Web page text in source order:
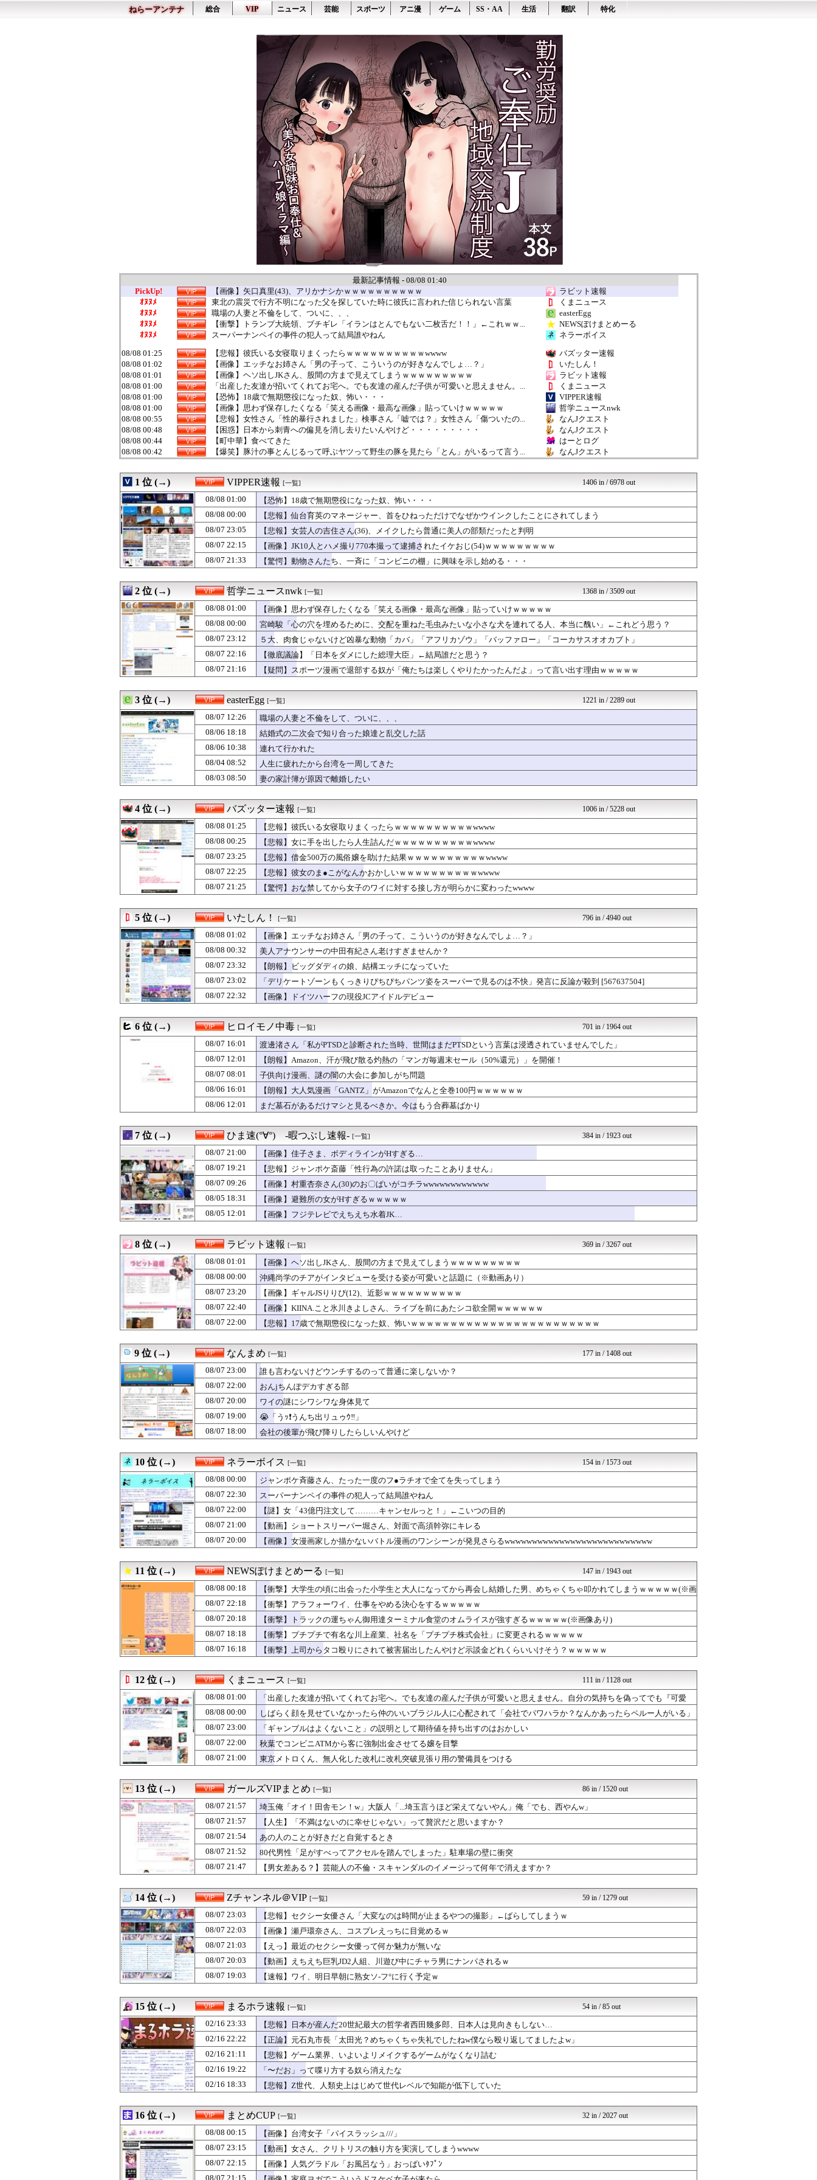
ねらーアンテナ 総合 VIP ニュース 芸能 スポーツ アニ漫 ゲーム SS・AA 生活 翻訳 特化
最新記事情報 - 08/08 01:40
PickUp!
【画像】矢口真里(43)、アリかナシかｗｗｗｗｗｗｗｗｗｗ
ラビット速報
ｵﾇﾇﾒ
東北の震災で行方不明になった父を探していた時に彼氏に言われた信じられない言葉
くまニュース
ｵﾇﾇﾒ
職場の人妻と不倫をして、ついに、、、
easterEgg
ｵﾇﾇﾒ
【衝撃】トランプ大統領、ブチギレ「イランはとんでもない二枚舌だ！！」←これｗｗ...
NEWSぽけまとめーる
ｵﾇﾇﾒ
スーパーナンペイの事件の犯人って結局誰やねん
ネラーボイス
08/08 01:25
【悲報】彼氏いる女寝取りまくったらｗｗｗｗｗｗｗｗｗｗwwww
バズッター速報
08/08 01:02
【画像】エッチなお姉さん「男の子って、こういうのが好きなんでしょ…？」
いたしん！
08/08 01:01
【画像】ヘソ出しJKさん、股間の方まで見えてしまうｗｗｗｗｗｗｗｗｗ
ラビット速報
08/08 01:00
「出産した友達が招いてくれてお宅へ。でも友達の産んだ子供が可愛いと思えません。...
くまニュース
08/08 01:00
【恐怖】18歳で無期懲役になった奴、怖い・・・
VIPPER速報
08/08 01:00
【画像】思わず保存したくなる「笑える画像・最高な画像」貼っていけｗｗｗｗｗ
哲学ニュースnwk
08/08 00:55
【悲報】女性さん「性的暴行されました」検事さん「嘘では？」女性さん「傷ついたの...
なんJクエスト
08/08 00:48
【困惑】日本から刺青への偏見を消し去りたいんやけど・・・・・・・・・
なんJクエスト
08/08 00:44
【町中華】食べてきた
はーとログ
08/08 00:42
【爆笑】豚汁の事とんじるって呼ぶヤツって野生の豚を見たら「とん」がいるって言う...
なんJクエスト
08/08 00:36
【衝撃】田んぼに謎の魚いたｗｗｗｗｗｗｗｗｗｗ
なんJクエスト
08/08 00:33
お前らってふつうに働いてて、車が運転できて、結婚してて、子供も育ててるんだろ？...
はーとログ
08/08 00:32
美人アナウンサーの中田有紀さん老けすぎませんか？
08/08 00:31
【画像】温泉の中でこれやる奴ｗｗｗｗｗｗｗｗｗ
まとめABC
08/08 00:30
【悲報】普通の日本人さん「任意保険は必要ない。そもそも事故を起こしません」・・...
なんJクエスト
08/08 00:25
【悲報】女に手を出したら人生詰んだｗｗｗｗｗｗｗｗｗｗwwww
08/08 00:24
【悲報】女さん「何故女子プロ野球は無いの？」ｗｗｗｗｗｗｗｗｗｗ
なんJクエスト
08/08 00:22
30歳人妻が知らない人とラインのやり取り続けた結果…
はーとログ
08/08 00:18
【悲報】村上宗隆さんOPS.895 鈴木誠也さんOPS.840 岡本和真さんO...
08/08 00:15
【画像】台湾女子「パイスラッシュ///」
まとめCUP
08/08 00:12
【画像】仙台育英のマネージャーさん、首をひねっただけでなぜかウインクしたことに...
なんJクエスト
08/08 00:09
【動画あり】ミスイタリア地方予選、黒人女性が優勝し炎上
08/08 00:05
唐揚げ、ご飯、味噌汁、山盛りキャベツ、あと一品副菜加えるなら何がええ？
よい子のためのおんＪまとめ...
08/08 00:05
【驚愕】性行為をしない『友情結婚』をした夫婦、こうなる⇒･･･！！！
不思議.net - 5ch...
【悲報】仙台育英のマネージャー、首をひねっただけでなぜかウインクしたことにされ...
VIPPER速報
08/08 00:00
ジャンポケ斉藤さん、たった一度のフ●ラチオで全てを失ってしまう
ネラーボイス
08/08 00:00
宮崎駿「心の穴を埋めるために、交配を重ねた毛虫みたいな小さな犬を連れてる人、本...
哲学ニュースnwk
08/08 00:00
しばらく顔を見せていなかったら仲のいいブラジル人に心配されて「会社でパワハラか...
くまニュース
08/07 23:58
「金がないと結婚も子育ても無理」←これって本当にガチのマジなんか？
究極のまとめ.com
08/07 23:44
飴一袋一気喰いしてしまった…飴にハマった。おすすめの飴ある？
はーとログ
08/07 23:40
【画像】最近のJKさんのボディ、成長がとまらないｗｗｗwｗｗｗｗｗｗｗｗ❤
08/07 23:35
【衝撃】X(Twitter)、メンエス嬢とラウンジ嬢のバトル勃発ｗｗｗｗｗｗｗ...
不思議.net - 5ch...
08/07 23:33
嫁「もう赤ちゃんの夜泣き耐えられない！漫喫で寝てくる！(3日連続5回目)」
08/07 23:32
【朗報】ビッグダディの娘、結構エッチになっていた
08/07 23:31
運転中俺｢おっぱいでっっっか！！！JCエッッッッ！！！！ミニスカうひょ～w｣
まとめABC
08/07 23:25
実際に料理してみて驚いたこと挙げてけ→
究極のまとめ.com
08/07 23:25
【悲報】借金500万の風俗嬢を助けた結果ｗｗｗｗｗｗｗｗｗｗwwww
08/07 23:20
【画像】ギャルJSりりぴ(12)、近影ｗｗｗｗｗｗｗｗｗｗ
ラビット速報
08/07 23:15
【動画】女さん、クリトリスの触り方を実演してしまうwwww
まとめCUP
08/07 23:12
５大、肉食じゃないけど凶暴な動物「カバ」「アフリカゾウ」「バッファロー」「コー...
08/07 23:10
【画像】最近の女の子、お◯ぱいの形がまる分かりの服を着ていても恥ずかしくないｗ...
なんJミュージアム
08/07 23:09
国交省「女性用便器の数は男性用以上に」 トイレ行列改善へ
08/07 23:05
【画像】辻ちゃんの娘（17）の水着姿、エッッッッッッッッッッッッッ！
08/07 23:05
【悲報】女芸人の吉住さん(36)、メイクしたら普通に美人の部類だったと判明
08/07 23:03
【悲報】セクシー女優さん「大変なのは時間が止まるやつの撮影」←ばらしてしまうｗ
Zチャンネル＠VIP
08/07 23:02
「デリケートゾーンもくっきりぴちぴちパンツ姿をスーパーで見るのは不快」発言に反...
08/07 23:00
「ギャンブルはよくないこと」の説明として期待値を持ち出すのはおかしい
くまニュース
08/07 22:50
【画像】篠崎愛(31)、あの丘でデカ乳を垂らすｗｗｗｗｗｗｗｗｗｗｗｗ
なんJミュージアム
08/07 22:44
おせちまずい←こいつ栗きんとんとかずのこ食ったことないのか?
08/07 22:40
【画像】KIINA.こと氷川きよしさん、ライブを前にあたシコ欲全開ｗｗｗｗｗｗ
ラビット速報
08/07 22:40
【画像】青山ひかるさんのムチムチボディ、限界突破ｗｗｗｗｗｗｗｗｗｗｗｗ❤
なんJミュージアム
08/07 22:35
【画像】水着の女さん「はい、好きに触っていーーーーーーーよ？笑」⇒♡♡
08/07 22:33
娘（8）「パパは彼女何人いたの？」ワイ「ママ1人とだよー」娘「なんで？」ワイ「...
はーとログ
08/07 22:32
【画像】ドイツハーフの現役JCアイドルデビュー
いたしん！
08/07 22:31
【画像】男ウケSSR、女ウケNランクのイッヌが発見される！
08/07 22:25
【悲報】彼女のま●こがなんかおかしいｗｗｗｗｗｗｗｗｗｗwwww
08/07 22:22
彼女に誕プレで貰った財布の箱を捨てたらブチギレられたんやが
りぷらい速報
08/07 22:18
【衝撃】アラフォーワイ、仕事をやめる決心をするｗｗｗｗｗ
NEWSぽけまとめーる
【徹底議論】「日本をダメにした総理大臣」←結局誰だと思う？
哲学ニュースnwk
08/07 22:15
【画像】JK10人とハメ撮り770本撮って逮捕されたイケおじ(54)ｗｗｗｗｗ...
VIPPER速報
08/07 22:15
【画像】人気グラドル「お風呂なう」おっぱいﾀﾌﾟﾝ
30代元教員「盗撮しただけなのに全国ニュースで名前を晒され再就職が難しい。あま...
【悲報】中国の強者女性「年齢のせいで誰も私と結婚してくれない！！」⇒ (※画像...
不思議.net - 5ch...
【画像】瀬戸環奈さん、コスプレえっちに目覚めるｗ
08/07 22:00
【謎】女「43億円注文して………キャンセルっと！」←こいつの目的
ネラーボイス
08/07 22:00
【悲報】17歳で無期懲役になった奴、怖いｗｗｗｗｗｗｗｗｗｗｗｗｗｗｗｗｗｗｗ...
08/07 22:00
おんjちんぽデカすぎる部
08/07 22:00
秋葉でコンビニATMから客に強制出金させてる嬢を目撃
くまニュース
08/07 21:57
埼玉俺「オイ！田舎モン！w」大阪人「...埼玉言うほど栄えてないやん」俺「でも...
ガールズVIPまとめ
08/07 21:57
【人生】「不満はないのに幸せじゃない」って贅沢だと思いますか？
08/07 21:54
あの人のことが好きだと自覚するとき
08/07 21:52
80代男性「足がすべってアクセルを踏んでしまった」駐車場の壁に衝突
ガールズVIPまとめ
08/07 21:50
【画像】道重さゆみちゃん(29)のあたシコミニスカートｗｗｗｗｗｗｗｗｗｗ
08/07 21:47
【男女差ある？】芸能人の不倫・スキャンダルのイメージって何年で消えますか？
ガールズVIPまとめ
08/07 21:47
ラジオ体操の景品は何をもらいましたか？
08/07 21:44
【急募】唐揚げが一番上手いチェーン店
08/07 21:44
週休3日(平日1日+土日休み)
08/07 21:44
団塊世代の完全引退で、企業が迫られる“最後の選択” 日銀植田総裁「今後は女性の...
ガールズVIPまとめ
08/07 21:40
【画像】暴走族のセ〇クス、エチエチすぎるｗｗｗwｗｗｗｗｗｗｗｗ
08/07 21:35
【画像あり】弱男「あのっ…！よかったらホテル…」女「ぷっｗｗｗｗｗ」⇒！
08/07 21:33
【驚愕】動物さんたち、一斉に「コンビニの棚」に興味を示し始める・・・
VIPPER速報
08/07 21:32
【画像】BOMBの表紙が甲斐キャノン！
いたしん！
08/07 21:25
【驚愕】おな禁してから女子のワイに対する接し方が明らかに変わったwwww
バズッター速報
08/07 21:21
ワイ「iPhone高いなあAndroidに変えるか・・・おっこれええやん！」→...
りぷらい速報
08/07 21:16
【疑問】スポーツ漫画で退部する奴が「俺たちは楽しくやりたかったんだよ」って言い...
08/07 21:15
【画像】家庭ヨガでこういうドスケベ女子が来たら。。。
08/07 21:11
【画像】JKダンス部、なぜか部員の８割が巨乳🐰ｗｗｗｗｗｗｗｗｗｗｗｗｗ
ラビット速報
08/07 21:09
ナイジェリア軍が家畜泥棒1000人と交戦、300人を殺害
08/07 21:05
手からキンキンに冷えたビールが無限に出る能力を得られるけど江戸時代に飛ばされる...
08/07 21:05
マチアプで会った外国女から「妊娠した」って言われたんやが・・・
不思議.net - 5ch...
08/07 21:03
【えっ】最近のセクシー女優って何か魅力が無いな
Zチャンネル＠VIP
08/07 21:00
【画像】佳子さま、ボディラインがHすぎる…
ひま速(°∀°) -暇つぶ...
08/07 21:00
【動画】ショートスリーパー堀さん、対面で高須幹弥にキレる
ネラーボイス
08/07 21:00
東京メトロくん、無人化した改札に改札突破見張り用の警備員をつける
08/07 20:50
【感動】新聞さん、壮大な縦読みを仕込んでしまう🥺
08/07 20:35
【苦痛】採精室とかいう男性の尊厳破壊される部屋ｗｗｗｗｗｗｗｗｗｗｗｗ
不思議.net - 5ch...
08/07 20:31
【画像】このハゲにやられたJKがたくさんいるという事実
08/07 20:30
熊本地震で居酒屋から温泉が湧き出るｗｗｗｗｗｗｗｗｗｗ
08/07 20:25
【驚愕】タイで女の子を一日買ったんだけど15発中だししたｗｗｗｗｗｗｗｗｗｗｗ...
バズッター速報
08/07 20:20
【悲報】台風さん、もうわけわからん
りぷらい速報
08/07 20:15
彼女「結婚したらバイク禁止ね」ワイ「なんでそれを入籍日を決めてからいうの？」
まとめCUP
08/07 20:09
【悲報】隣家の室外機バトル、限界突破
コノユビニュース｜みんなの...
08/07 20:03
【動画】えちえち巨乳JD2人組、川遊び中にチャラ男にナンパされるｗ
Zチャンネル＠VIP
08/07 20:00
【人口激変】日本人が減り「外国人が増えた」自治体ランキング、1位大阪市 2位横...
08/07 20:00
【画像】女漫画家しか描かないバトル漫画のワンシーンが発見さらるwwwwwwww...
ネラーボイス
08/07 20:00
【悲報】未来で待ってる女さん、あまりにも多すぎて大渋滞に😭
VIPPER速報
08/07 20:00
日本の鷹匠が駅前の木からムクドリを追い出す動画
くまニュース
08/07 20:00
ワイの謎にシワシワな身体見て
なんまめ
08/07 19:50
ショートスリーパー「寝たほうがいいよ」の一言にブチギレｗｗｗｗｗ （※動画あり...
ラビット速報
08/07 19:25
【驚愕】32歳の女だけど元カレとSEXしてきたｗｗｗｗｗｗｗｗwwww
バズッター速報
08/07 19:21
【悲報】ジャンポケ斎藤「性行為の許諾は取ったことありません」
ひま速(°∀°) -暇つぶ...
08/07 19:15
人妻系風俗行ってきたらこうなるwww
まとめCUP
08/07 19:10
【動画】あたシコ女襲来ｗｗｗｗｗｗｗｗｗｗｗｗｗｗｗｗｗ
VIPPER速報
08/07 19:09
【熱波】ドイツ、暑すぎて１ヶ月で９６００人死亡
コノユビニュース｜みんなの...
08/07 19:03
【速報】ワイ、明日早朝に熟女ソ-フ°に行く予定ｗ
Zチャンネル＠VIP
08/07 19:00
【動画】手術中に熊本地震直撃やばすぎｗｗｗｗｗｗｗ
08/07 19:00
【悲報】ワンピース原作者・尾田栄一郎さん、他の人と同じ「漫画家」という肩書きに...
08/07 19:00
😭「うｯ❗️うんち出リュゥｳ‼️」
なんまめ
08/07 18:44
【悲報】高野連「暑熱対策で第2試合は13:30プレイボールや！」
Zチャンネル＠VIP
08/07 18:31
Amazon配達員、ブチギレる
まとめABC
08/07 18:25
【驚愕】風俗嬢だけど男どもに一言言いたいことがあるｗｗｗｗｗｗｗｗｗwwww
バズッター速報
08/07 18:18
【衝撃】プチプチで有名な川上産業、社名を「プチプチ株式会社」に変更されるｗｗｗ...
08/07 18:18
カツオの刺身とかいう世界で一番美味い刺身
りぷらい速報
08/07 18:15
韓国サッカー協会、ガチでW杯予選での審判への性接待がバレ大炎上大騒ぎにwww
まとめCUP
08/07 18:09
【警視庁】「月に1、2回やっている」満員電車内で女性の服に体液をかけた学習塾経...
【衝撃】50代女性、京大病院で脳腫瘍手術→“腫瘍の無い部位”を摘出 2度「腫瘍...
08/07 18:00
独身男性「育休は本当に迷惑。お互いさまっていうけど独身者が恩恵を受けることはな...
くまニュース
08/07 18:00
会社の後輩が飛び降りしたらしいんやけど
なんまめ
08/07 18:00
米、10kg5,000円ｗｗｗｗｗｗ
ネラーボイス
08/07 17:31
【画像】佐倉綾音(32)、自分のシコポイントに気がつくwwwwwww
まとめABC
08/07 17:15
ＦＡＮＺＡ１０円セールやってたwwwwwww
まとめCUP
08/07 17:09
【悲報】コロオギ食を広めようとして倒産した人、全く諦めて居なかった
08/07 17:03
【画像】NASAが開発、着るだけで瞬時に-15℃冷却する冷感ポンチョ3,980...
Zチャンネル＠VIP
08/07 17:00
公共トイレでうんこ流さない奴ってどういう神経してんの？
なんまめ
08/07 17:00
「日本がナフサ不足で詰み文明崩壊して1か月が経ちました」
08/07 16:45
兵庫斎藤知事、県の海外事務所を全廃へ「公務員が海外で遊ぶためにあるだけ」 [...
08/07 16:20
【衝撃】川口被告(19)に無期懲役 江別大学生殺人事件、19歳で取り返しのつか...
哲学ニュースnwk
08/07 16:18
【衝撃】上司からタコ殴りにされて被害届出したんやけど示談金どれくらいいけそう？... NEWSぽけまとめーる
1 位 (→) VIPPER速報 [一覧] 1406 in / 6978 out
08/08 01:00
【恐怖】18歳で無期懲役になった奴、怖い・・・
08/08 00:00
【悲報】仙台育英のマネージャー、首をひねっただけでなぜかウインクしたことにされてしまう
08/07 23:05
【悲報】女芸人の吉住さん(36)、メイクしたら普通に美人の部類だったと判明
08/07 22:15
【画像】JK10人とハメ撮り770本撮って逮捕されたイケおじ(54)ｗｗｗｗｗｗｗｗｗ
08/07 21:33
【驚愕】動物さんたち、一斉に「コンビニの棚」に興味を示し始める・・・
2 位 (→) 哲学ニュースnwk [一覧] 1368 in / 3509 out
08/08 01:00
【画像】思わず保存したくなる「笑える画像・最高な画像」貼っていけｗｗｗｗｗ
08/08 00:00
宮崎駿「心の穴を埋めるために、交配を重ねた毛虫みたいな小さな犬を連れてる人、本当に醜い」←これどう思う？
08/07 23:12
５大、肉食じゃないけど凶暴な動物「カバ」「アフリカゾウ」「バッファロー」「コーカサスオオカブト」
08/07 22:16
【徹底議論】「日本をダメにした総理大臣」←結局誰だと思う？
08/07 21:16
【疑問】スポーツ漫画で退部する奴が「俺たちは楽しくやりたかったんだよ」って言い出す理由ｗｗｗｗｗ
3 位 (→) easterEgg [一覧] 1221 in / 2289 out
08/07 12:26
職場の人妻と不倫をして、ついに、、、
08/06 18:18
結婚式の二次会で知り合った娘達と乱交した話
08/06 10:38
連れて行かれた
08/04 08:52
人生に疲れたから台湾を一周してきた
08/03 08:50
妻の家計簿が原因で離婚したい
4 位 (→) バズッター速報 [一覧] 1006 in / 5228 out
08/08 01:25
【悲報】彼氏いる女寝取りまくったらｗｗｗｗｗｗｗｗｗｗwwww
08/08 00:25
【悲報】女に手を出したら人生詰んだｗｗｗｗｗｗｗｗｗｗwwww
08/07 23:25
【悲報】借金500万の風俗嬢を助けた結果ｗｗｗｗｗｗｗｗｗｗwwww
08/07 22:25
【悲報】彼女のま●こがなんかおかしいｗｗｗｗｗｗｗｗｗｗwwww
08/07 21:25
【驚愕】おな禁してから女子のワイに対する接し方が明らかに変わったwwww
5 位 (→) いたしん！ [一覧] 796 in / 4940 out
08/08 01:02
【画像】エッチなお姉さん「男の子って、こういうのが好きなんでしょ…？」
08/08 00:32
美人アナウンサーの中田有紀さん老けすぎませんか？
08/07 23:32
【朗報】ビッグダディの娘、結構エッチになっていた
08/07 23:02
「デリケートゾーンもくっきりぴちぴちパンツ姿をスーパーで見るのは不快」発言に反論が殺到 [567637504]
08/07 22:32
【画像】ドイツハーフの現役JCアイドルデビュー
6 位 (→) ヒロイモノ中毒 [一覧] 701 in / 1964 out
08/07 16:01
渡邊渚さん「私がPTSDと診断された当時、世間はまだPTSDという言葉は浸透されていませんでした」
08/07 12:01
【朗報】Amazon、汗が飛び散る灼熱の「マンガ毎週末セール（50%還元）」を開催！
08/07 08:01
子供向け漫画、謎の闇の大会に参加しがち問題
08/06 16:01
【朗報】大人気漫画「GANTZ」がAmazonでなんと全巻100円ｗｗｗｗｗｗ
08/06 12:01
まだ墓石があるだけマシと見るべきか。今はもう合葬墓ばかり
7 位 (→) ひま速(°∀°) -暇つぶし速報- [一覧] 384 in / 1923 out
08/07 21:00
【画像】佳子さま、ボディラインがHすぎる…
08/07 19:21
【悲報】ジャンポケ斎藤「性行為の許諾は取ったことありません」
08/07 09:26
【画像】村重杏奈さん(30)のお〇ぱいがコチラwwwwwwwwwwww
08/05 18:31
【画像】避難所の女がHすぎるｗｗｗｗｗ
08/05 12:01
【画像】フジテレビでえちえち水着JK…
8 位 (→) ラビット速報 [一覧] 369 in / 3267 out
08/08 01:01
【画像】ヘソ出しJKさん、股間の方まで見えてしまうｗｗｗｗｗｗｗｗｗ
08/08 00:00
沖縄尚学のチアがインタビューを受ける姿が可愛いと話題に（※動画あり）
08/07 23:20
【画像】ギャルJSりりぴ(12)、近影ｗｗｗｗｗｗｗｗｗｗ
08/07 22:40
【画像】KIINA.こと氷川きよしさん、ライブを前にあたシコ欲全開ｗｗｗｗｗｗ
08/07 22:00
【悲報】17歳で無期懲役になった奴、怖いｗｗｗｗｗｗｗｗｗｗｗｗｗｗｗｗｗｗｗｗｗｗｗｗ
9 位 (→) なんまめ [一覧] 177 in / 1408 out
08/07 23:00
誰も言わないけどウンチするのって普通に楽しないか？
08/07 22:00
おんjちんぽデカすぎる部
08/07 20:00
ワイの謎にシワシワな身体見て
08/07 19:00
😭「うｯ❗️うんち出リュゥｳ‼️」
08/07 18:00
会社の後輩が飛び降りしたらしいんやけど
10 位 (→) ネラーボイス [一覧] 154 in / 1573 out
08/08 00:00
ジャンポケ斉藤さん、たった一度のフ●ラチオで全てを失ってしまう
08/07 22:30
スーパーナンペイの事件の犯人って結局誰やねん
08/07 22:00
【謎】女「43億円注文して………キャンセルっと！」←こいつの目的
08/07 21:00
【動画】ショートスリーパー堀さん、対面で高須幹弥にキレる
08/07 20:00
【画像】女漫画家しか描かないバトル漫画のワンシーンが発見さらるwwwwwwwwwwwwwwwwwwwwwwwwwww
11 位 (→) NEWSぽけまとめーる [一覧] 147 in / 1943 out
08/08 00:18
【衝撃】大学生の頃に出会った小学生と大人になってから再会し結婚した男、めちゃくちゃ叩かれてしまうｗｗｗｗｗ(※画
像あり)
08/07 22:18
【衝撃】アラフォーワイ、仕事をやめる決心をするｗｗｗｗｗ
08/07 20:18
【衝撃】トラックの運ちゃん御用達ターミナル食堂のオムライスが強すぎるｗｗｗｗｗ(※画像あり)
08/07 18:18
【衝撃】プチプチで有名な川上産業、社名を「プチプチ株式会社」に変更されるｗｗｗｗｗ
08/07 16:18
【衝撃】上司からタコ殴りにされて被害届出したんやけど示談金どれくらいいけそう？ｗｗｗｗｗ
12 位 (→) くまニュース [一覧] 111 in / 1128 out
08/08 01:00
「出産した友達が招いてくれてお宅へ。でも友達の産んだ子供が可愛いと思えません。自分の気持ちを偽ってでも『可愛
い』と言うべきですか？」
08/08 00:00
しばらく顔を見せていなかったら仲のいいブラジル人に心配されて「会社でパワハラか？なんかあったらペルー人がいる」
と言われた
08/07 23:00
「ギャンブルはよくないこと」の説明として期待値を持ち出すのはおかしい
08/07 22:00
秋葉でコンビニATMから客に強制出金させてる嬢を目撃
08/07 21:00
東京メトロくん、無人化した改札に改札突破見張り用の警備員をつける
13 位 (→) ガールズVIPまとめ [一覧] 86 in / 1520 out
08/07 21:57
埼玉俺「オイ！田舎モン！w」大阪人「...埼玉言うほど栄えてないやん」俺「でも、西やんw」
08/07 21:57
【人生】「不満はないのに幸せじゃない」って贅沢だと思いますか？
08/07 21:54
あの人のことが好きだと自覚するとき
08/07 21:52
80代男性「足がすべってアクセルを踏んでしまった」駐車場の壁に衝突
08/07 21:47
【男女差ある？】芸能人の不倫・スキャンダルのイメージって何年で消えますか？
14 位 (→) Zチャンネル＠VIP [一覧] 59 in / 1279 out
08/07 23:03
【悲報】セクシー女優さん「大変なのは時間が止まるやつの撮影」←ばらしてしまうｗ
08/07 22:03
【画像】瀬戸環奈さん、コスプレえっちに目覚めるｗ
08/07 21:03
【えっ】最近のセクシー女優って何か魅力が無いな
08/07 20:03
【動画】えちえち巨乳JD2人組、川遊び中にチャラ男にナンパされるｗ
08/07 19:03
【速報】ワイ、明日早朝に熟女ソ-フ°に行く予定ｗ
15 位 (→) まるホラ速報 [一覧] 54 in / 85 out
02/16 23:33
【悲報】日本が産んだ20世紀最大の哲学者西田幾多郎、日本人は見向きもしない…
02/16 22:22
【正論】元石丸市長「太田光？めちゃくちゃ失礼でしたねw僕なら殴り返してましたよw」
02/16 21:11
【悲報】ゲーム業界、いよいよリメイクするゲームがなくなり詰む
02/16 19:22
「〜だお」って喋り方する奴ら消えたな
02/16 18:33
【悲報】Z世代、人類史上はじめて世代レベルで知能が低下していた
16 位 (→) まとめCUP [一覧] 32 in / 2027 out
08/08 00:15
【画像】台湾女子「パイスラッシュ///」
08/07 23:15
【動画】女さん、クリトリスの触り方を実演してしまうwwww
08/07 22:15
【画像】人気グラドル「お風呂なう」おっぱいﾀﾌﾟﾝ
08/07 21:15